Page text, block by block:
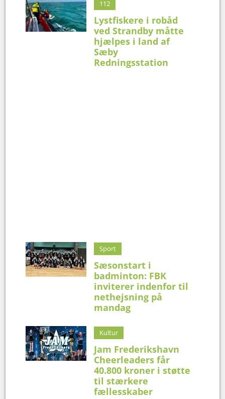
112
Lystfiskere i robåd
ved Strandby måtte
hjælpes i land af
Sæby
Redningsstation
Sport
Sæsonstart i
badminton: FBK
inviterer indenfor til
nethejsning på
mandag
Kultur
Jam Frederikshavn
Cheerleaders får
40.800 kroner i støtte
til stærkere
fællesskaber